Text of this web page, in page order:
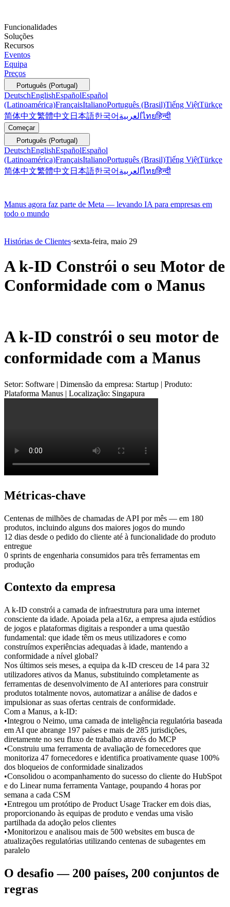
Funcionalidades
Soluções
Recursos
Eventos
Equipa
Preços
Português (Portugal)
DeutschEnglishEspañolEspañol
(Latinoamérica)FrançaisItalianoPortuguês (Brasil)Tiếng ViệtTürkçe
简体中文繁體中文 日本語한국어 العربيةไทยहिन्दी
Começar
Português (Portugal)
DeutschEnglishEspañolEspañol
(Latinoamérica)FrançaisItalianoPortuguês (Brasil)Tiếng ViệtTürkçe
简体中文繁體中文 日本語한국어 العربيةไทยहिन्दी
Manus agora faz parte de Meta — levando IA para empresas em
todo o mundo
Histórias de Clientes·sexta-feira, maio 29
A k-ID Constrói o seu Motor de
Conformidade com o Manus
A k-ID constrói o seu motor de
conformidade com a Manus
Setor: Software | Dimensão da empresa: Startup | Produto:
Plataforma Manus | Localização: Singapura
Métricas-chave
Centenas de milhões de chamadas de API por mês — em 180
produtos, incluindo alguns dos maiores jogos do mundo
12 dias desde o pedido do cliente até à funcionalidade do produto
entregue
0 sprints de engenharia consumidos para três ferramentas em
produção
Contexto da empresa
A k-ID constrói a camada de infraestrutura para uma internet
consciente da idade. Apoiada pela a16z, a empresa ajuda estúdios
de jogos e plataformas digitais a responder a uma questão
fundamental: que idade têm os meus utilizadores e como
construímos experiências adequadas à idade, mantendo a
conformidade a nível global?
Nos últimos seis meses, a equipa da k-ID cresceu de 14 para 32
utilizadores ativos da Manus, substituindo completamente as
ferramentas de desenvolvimento de AI anteriores para construir
produtos totalmente novos, automatizar a análise de dados e
impulsionar as suas ofertas centrais de conformidade.
Com a Manus, a k-ID:
•Integrou o Neimo, uma camada de inteligência regulatória baseada
em AI que abrange 197 países e mais de 285 jurisdições,
diretamente no seu fluxo de trabalho através do MCP
•Construiu uma ferramenta de avaliação de fornecedores que
monitoriza 47 fornecedores e identifica proativamente quase 100%
dos bloqueios de conformidade sinalizados
•Consolidou o acompanhamento do sucesso do cliente do HubSpot
e do Linear numa ferramenta Vantage, poupando 4 horas por
semana a cada CSM
•Entregou um protótipo de Product Usage Tracker em dois dias,
proporcionando às equipas de produto e vendas uma visão
partilhada da adoção pelos clientes
•Monitorizou e analisou mais de 500 websites em busca de
atualizações regulatórias utilizando centenas de subagentes em
paralelo
O desafio — 200 países, 200 conjuntos de
regras